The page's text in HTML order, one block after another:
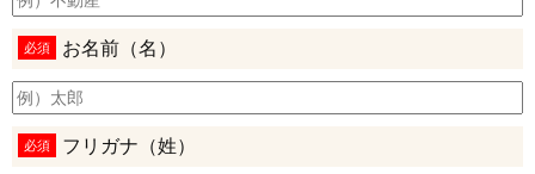
必須 お名前（名）
必須 フリガナ（姓）